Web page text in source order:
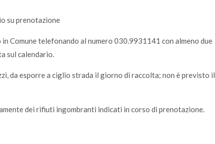
su prenotazione
Comune telefonando al numero 030.9931141 con almeno due
sul calendario.
da esporre a ciglio strada il giorno di raccolta; non è previsto il
dei rifiuti ingombranti indicati in corso di prenotazione.